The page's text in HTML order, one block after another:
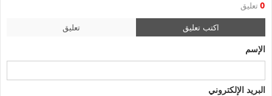
0 تعليق
اكتب تعليق تعليق
الإسم
البريد الإلكتروني